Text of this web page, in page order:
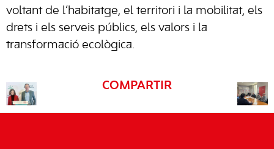
voltant de l’habitatge, el territori i la mobilitat, els
drets i els serveis públics, els valors i la
transformació ecològica.
COMPARTIR